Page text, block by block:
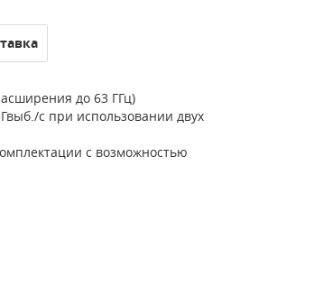
до 63 ГГц)
с при использовании двух
с возможностью